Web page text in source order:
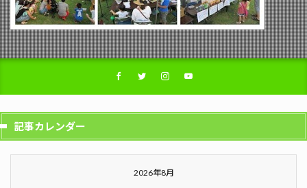
記事カレンダー
2026年8月